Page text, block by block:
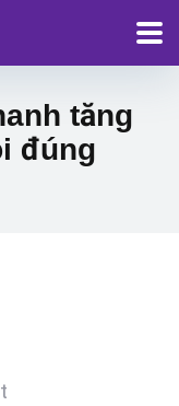
tăng
đúng